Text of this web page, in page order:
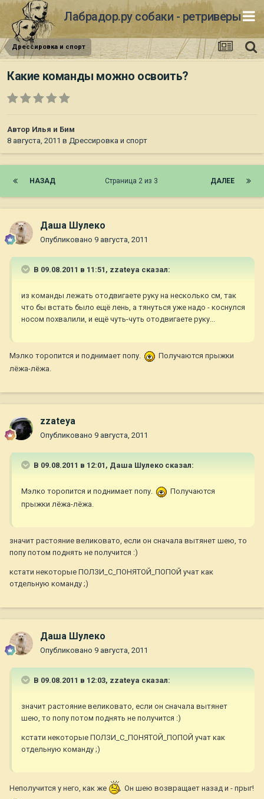
Лабрадор.ру собаки - ретриверы
Дрессировка и спорт
Какие команды можно освоить?
Автор Илья и Бим
8 августа, 2011 в Дрессировка и спорт
НАЗАД ДАЛЕЕ
Страница 2 из 3
Даша Шулеко
Опубликовано 9 августа, 2011
В 09.08.2011 в 11:51, zzateya сказал:
из команды лежать отодвигаете руку на несколько см, так
что бы встать было ещё лень, а тянуться уже надо - коснулся
носом похвалили, и ещё чуть-чуть отодвигаете руку...
Мэлко торопится и поднимает попу.
Получаются прыжки
лёжа-лёжа.
zzateya
Опубликовано 9 августа, 2011
В 09.08.2011 в 12:01, Даша Шулеко сказал:
Мэлко торопится и поднимает попу.
Получаются
прыжки лёжа-лёжа.
значит растояние великовато, если он сначала вытянет шею, то
попу потом поднять не получится :)
кстати некоторые ПОЛЗИ_С_ПОНЯТОЙ_ПОПОЙ учат как
отдельную команду ;)
Даша Шулеко
Опубликовано 9 августа, 2011
В 09.08.2011 в 12:03, zzateya сказал:
значит растояние великовато, если он сначала вытянет
шею, то попу потом поднять не получится :)
кстати некоторые ПОЛЗИ_С_ПОНЯТОЙ_ПОПОЙ учат как
отдельную команду ;)
Неполучится у него, как же Он шею возвращает назад и - прыг!